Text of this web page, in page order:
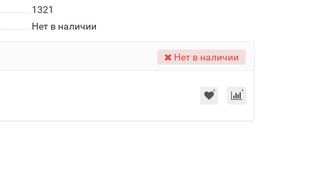
1321
Нет в наличии
Нет в наличии